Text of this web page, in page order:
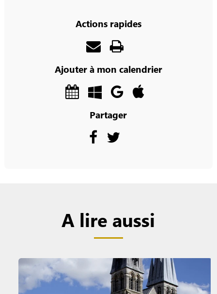
Actions rapides
Ajouter à mon calendrier
Partager
A lire aussi